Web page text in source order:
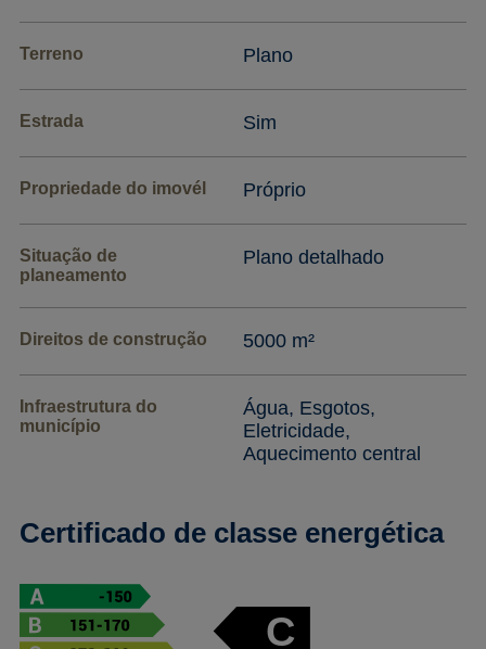
Terreno Plano
Estrada Sim
Propriedade do imovél Próprio
Situação de
planeamento
Plano detalhado
Direitos de construção 5000 m²
Infraestrutura do
município
Água, Esgotos,
Eletricidade,
Aquecimento central
Certificado de classe energética